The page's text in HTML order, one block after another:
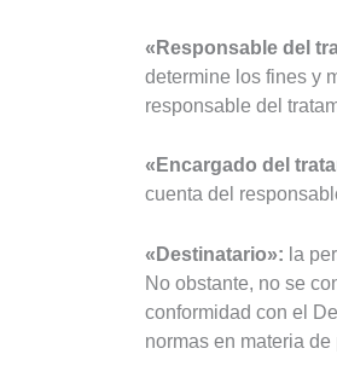
«Responsable del
determine los fines y
responsable del
«Encargado del
cuenta del
«Destinatario»: la
No obstante, no se
conformidad con el
normas en materia